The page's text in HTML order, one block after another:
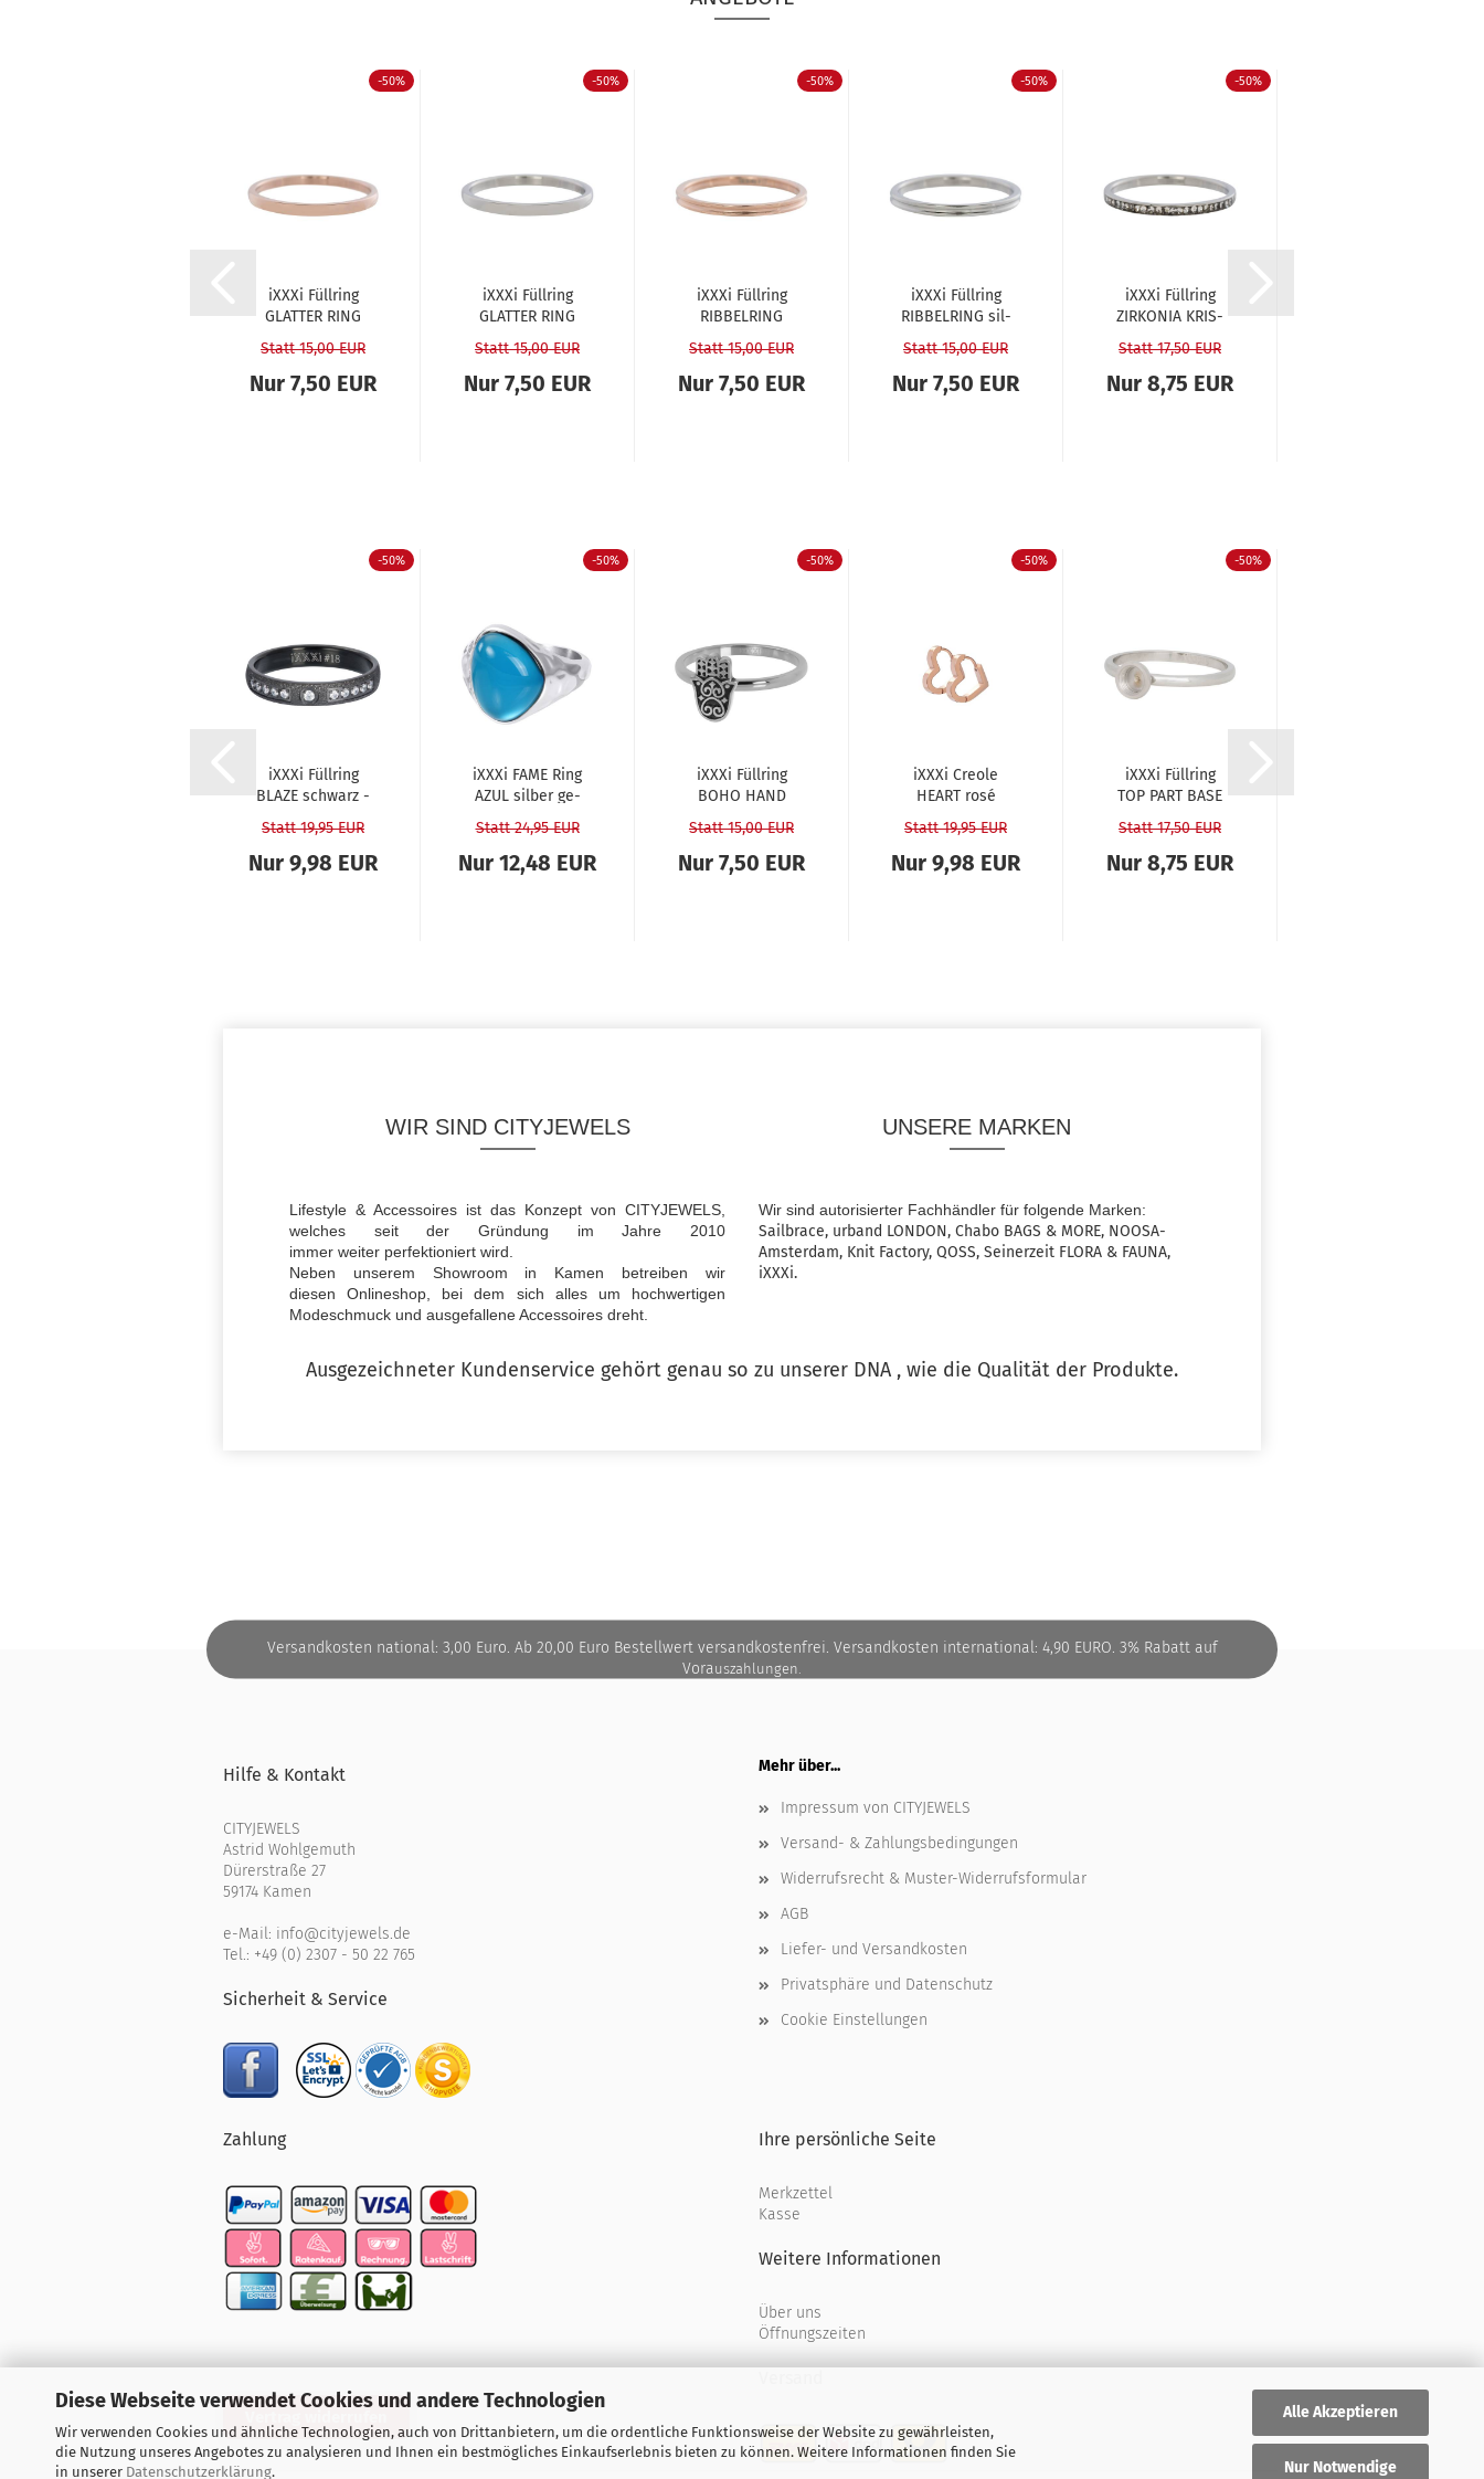
Diese Webseite verwendet Cookies und andere Technologien
Wir verwenden Cookies und ähnliche Technologien, auch von Drittanbietern, um die ordentliche Funktionsweise der Website zu gewährleisten,
die Nutzung unseres Angebotes zu analysieren und Ihnen ein bestmögliches Einkaufserlebnis bieten zu können. Weitere Informationen finden Sie
in unserer Datenschutzerklärung.
Alle Akzeptieren
Nur Notwendige
-50%
iXXXi Füll­ring
GLAT­TER RING
Statt 15,00 EUR
Nur 7,50 EUR
-50%
iXXXi Füll­ring
GLAT­TER RING
Statt 15,00 EUR
Nur 7,50 EUR
-50%
iXXXi Füll­ring
RIB­BEL­RING
Statt 15,00 EUR
Nur 7,50 EUR
-50%
iXXXi Füll­ring
RIB­BEL­RING sil­
Statt 15,00 EUR
Nur 7,50 EUR
-50%
iXXXi Füll­ring
ZIR­KO­NIA KRIS­
weiß...
Statt 17,50 EUR
Nur 8,75 EUR
-50%
iXXXi Füll­ring
BLAZE schwarz -
Statt 19,95 EUR
Nur 9,98 EUR
-50%
iXXXi FAME Ring
AZUL sil­ber ge­
mm...
Statt 24,95 EUR
Nur 12,48 EUR
-50%
iXXXi Füll­ring
BOHO HAND
Statt 15,00 EUR
Nur 7,50 EUR
-50%
iXXXi Creo­le
HEART rosé
Statt 19,95 EUR
Nur 9,98 EUR
-50%
iXXXi Füll­ring
TOP PART BASE
Statt 17,50 EUR
Nur 8,75 EUR
WIR SIND CITYJEWELS
Lifestyle & Accessoires ist das Konzept von CITYJEWELS,
welches seit der Gründung im Jahre 2010
immer weiter perfektioniert wird.
Neben unserem Showroom in Kamen betreiben wir
diesen Onlineshop, bei dem sich alles um hochwertigen
Modeschmuck und ausgefallene Accessoires dreht.
UNSERE MARKEN
Wir sind autorisierter Fachhändler für folgende Marken:
Sailbrace, urband LONDON, Chabo BAGS & MORE, NOOSA-
Amsterdam, Knit Factory, QOSS, Seinerzeit FLORA & FAUNA,
iXXXi.
Ausgezeichneter Kundenservice gehört genau so zu unserer DNA , wie die Qualität der Produkte.
Versandkosten national: 3,00 Euro. Ab 20,00 Euro Bestellwert versandkostenfrei. Versandkosten international: 4,90 EURO. 3% Rabatt auf
Vorauszahlungen.
Hilfe & Kontakt
CITYJEWELS
Astrid Wohlgemuth
Dürerstraße 27
59174 Kamen
e-Mail: info@cityjewels.de
Tel.: +49 (0) 2307 - 50 22 765
Sicherheit & Service
Mehr über...
Impressum von CITYJEWELS
Versand- & Zahlungsbedingungen
Widerrufsrecht & Muster-Widerrufsformular
AGB
Liefer- und Versandkosten
Privatsphäre und Datenschutz
Cookie Einstellungen
Zahlung Ihre persönliche Seite
Merkzettel
Kasse
Weitere Informationen
Über uns
Öffnungszeiten